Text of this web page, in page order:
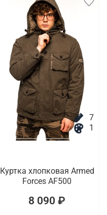
7
1
Куртка хлопковая Armed
Forces AF500
8 090 ₽